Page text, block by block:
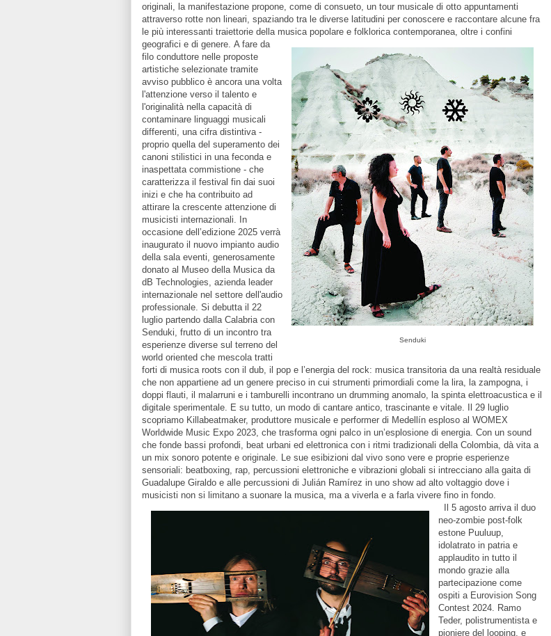
originali, la manifestazione propone, come di consueto, un tour musicale di otto appuntamenti
attraverso rotte non lineari, spaziando tra le diverse latitudini per conoscere e raccontare alcune fra
le più interessanti traiettorie della musica popolare e folklorica contemporanea, oltre i confini
geografici e di genere.
Senduki
A fare da
filo conduttore nelle proposte
artistiche selezionate tramite
avviso pubblico è ancora una volta
l'attenzione verso il talento e
l'originalità nella capacità di
contaminare linguaggi musicali
differenti, una cifra distintiva -
proprio quella del superamento dei
canoni stilistici in una feconda e
inaspettata commistione - che
caratterizza il festival fin dai suoi
inizi e che ha contribuito ad
attirare la crescente attenzione di
musicisti internazionali. In
occasione dell’edizione 2025 verrà
inaugurato il nuovo impianto audio
della sala eventi, generosamente
donato al Museo della Musica da
dB Technologies, azienda leader
internazionale nel settore dell'audio
professionale. Si debutta il 22
luglio partendo dalla Calabria con
Senduki, frutto di un incontro tra
esperienze diverse sul terreno del
world oriented che mescola tratti
forti di musica roots con il dub, il pop e l’energia del rock: musica transitoria da una realtà residuale
che non appartiene ad un genere preciso in cui strumenti primordiali come la lira, la zampogna, i
doppi flauti, il malarruni e i tamburelli incontrano un drumming anomalo, la spinta elettroacustica e il
digitale sperimentale. E su tutto, un modo di cantare antico, trascinante e vitale. Il 29 luglio
scopriamo Killabeatmaker, produttore musicale e performer di Medellín esploso al WOMEX
Worldwide Music Expo 2023, che trasforma ogni palco in un’esplosione di energia. Con un sound
che fonde bassi profondi, beat urbani ed elettronica con i ritmi tradizionali della Colombia, dà vita a
un mix sonoro potente e originale. Le sue esibizioni dal vivo sono vere e proprie esperienze
sensoriali: beatboxing, rap, percussioni elettroniche e vibrazioni globali si intrecciano alla gaita di
Guadalupe Giraldo e alle percussioni di Julián Ramírez in uno show ad alto voltaggio dove i
musicisti non si limitano a suonare la musica, ma a viverla e a farla vivere fino in fondo.
Il 5 agosto arriva il duo
neo-zombie post-folk
estone Puuluup,
idolatrato in patria e
applaudito in tutto il
mondo grazie alla
partecipazione come
ospiti a Eurovision Song
Contest 2024. Ramo
Teder, polistrumentista e
pioniere del looping, e